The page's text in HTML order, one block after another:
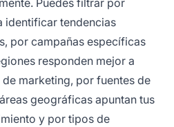
Puedes filtrar por
identificar tendencias
por campañas específicas
responden mejor a
marketing, por fuentes de
geográficas apuntan tus
y por tipos de